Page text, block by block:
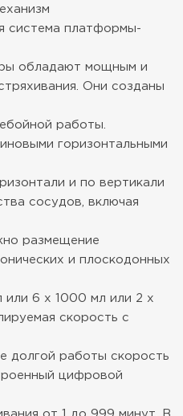
система платформы-
обладают мощным и
Они созданы
работы.
горизонтальными
и по вертикали
сосудов, включая
размещение
и плоскодонных
или 6 x 1000 мл или 2 x
скорость с
долгой работы скорость
цифровой
от 1 до 999 минут. В